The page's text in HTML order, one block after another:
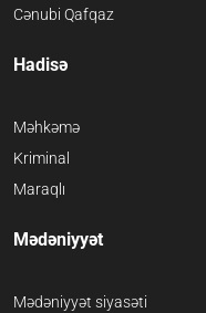
Cənubi Qafqaz
Hadisə
Məhkəmə
Kriminal
Maraqlı
Mədəniyyət
Mədəniyyət siyasəti